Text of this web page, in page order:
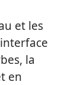
et les
la
en